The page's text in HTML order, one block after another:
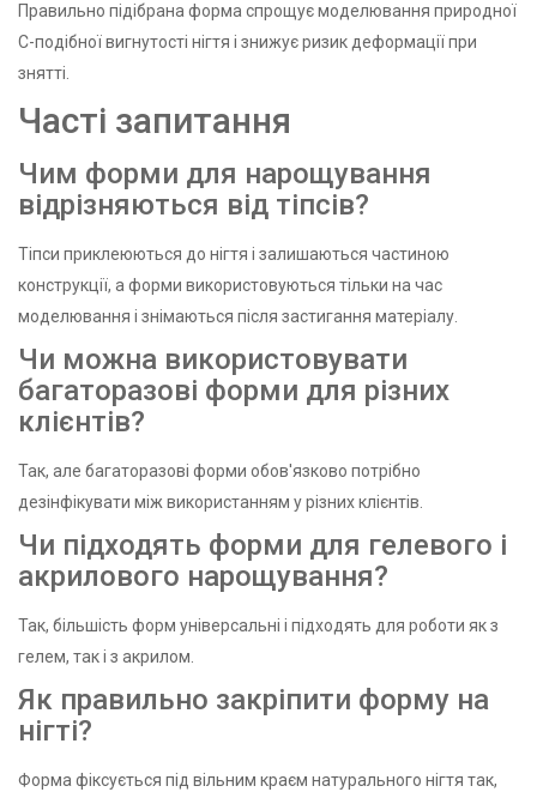
Правильно підібрана форма спрощує моделювання природної
С-подібної вигнутості нігтя і знижує ризик деформації при
знятті.
Часті запитання
Чим форми для нарощування
відрізняються від тіпсів?
Тіпси приклеюються до нігтя і залишаються частиною
конструкції, а форми використовуються тільки на час
моделювання і знімаються після застигання матеріалу.
Чи можна використовувати
багаторазові форми для різних
клієнтів?
Так, але багаторазові форми обов'язково потрібно
дезінфікувати між використанням у різних клієнтів.
Чи підходять форми для гелевого і
акрилового нарощування?
Так, більшість форм універсальні і підходять для роботи як з
гелем, так і з акрилом.
Як правильно закріпити форму на
нігті?
Форма фіксується під вільним краєм натурального нігтя так,